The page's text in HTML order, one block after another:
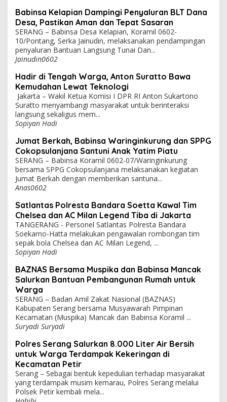
Babinsa Kelapian Dampingi Penyaluran BLT Dana
Desa, Pastikan Aman dan Tepat Sasaran
SERANG – Babinsa Desa Kelapian, Koramil 0602-
10/Pontang, Serka Jainudin, melaksanakan pendampingan
penyaluran Bantuan Langsung Tunai Dan...
Jainudin0602
Hadir di Tengah Warga, Anton Suratto Bawa
Kemudahan Lewat Teknologi
Jakarta – Wakil Ketua Komisi I DPR RI Anton Sukartono
Suratto menyambangi masyarakat untuk berinteraksi
langsung sekaligus mem...
Sopiyan Hadi
Jumat Berkah, Babinsa Waringinkurung dan SPPG
Cokopsulanjana Santuni Anak Yatim Piatu
SERANG – Babinsa Koramil 0602-07/Waringinkurung
bersama SPPG Cokopsulanjana melaksanakan kegiatan
Jumat Berkah dengan memberikan santuna...
Anas0602
Satlantas Polresta Bandara Soetta Kawal Tim
Chelsea dan AC Milan Legend Tiba di Jakarta
TANGERANG - Personel Satlantas Polresta Bandara
Soekarno-Hatta melakukan pengawalan rombongan tim
sepak bola Chelsea dan AC Milan Legend, ...
Sopiyan Hadi
BAZNAS Bersama Muspika dan Babinsa Mancak
Salurkan Bantuan Pembangunan Rumah untuk
Warga
SERANG – Badan Amil Zakat Nasional (BAZNAS)
Kabupaten Serang bersama Musyawarah Pimpinan
Kecamatan (Muspika) Mancak dan Babinsa Koramil ...
Suryadi Suryadi
Polres Serang Salurkan 8.000 Liter Air Bersih
untuk Warga Terdampak Kekeringan di
Kecamatan Petir
Serang – Sebagai bentuk kepedulian terhadap masyarakat
yang terdampak musim kemarau, Polres Serang melalui
Polsek Petir kembali mela...